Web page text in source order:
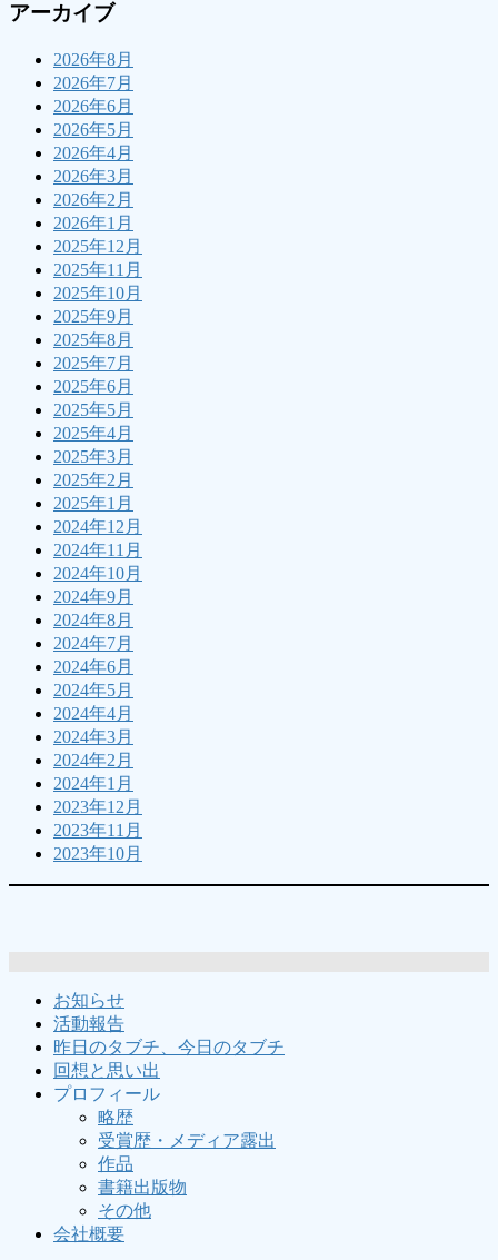
アーカイブ
2026年8月
2026年7月
2026年6月
2026年5月
2026年4月
2026年3月
2026年2月
2026年1月
2025年12月
2025年11月
2025年10月
2025年9月
2025年8月
2025年7月
2025年6月
2025年5月
2025年4月
2025年3月
2025年2月
2025年1月
2024年12月
2024年11月
2024年10月
2024年9月
2024年8月
2024年7月
2024年6月
2024年5月
2024年4月
2024年3月
2024年2月
2024年1月
2023年12月
2023年11月
2023年10月
お知らせ
活動報告
昨日のタブチ、今日のタブチ
回想と思い出
プロフィール
略歴
受賞歴・メディア露出
作品
書籍出版物
その他
会社概要